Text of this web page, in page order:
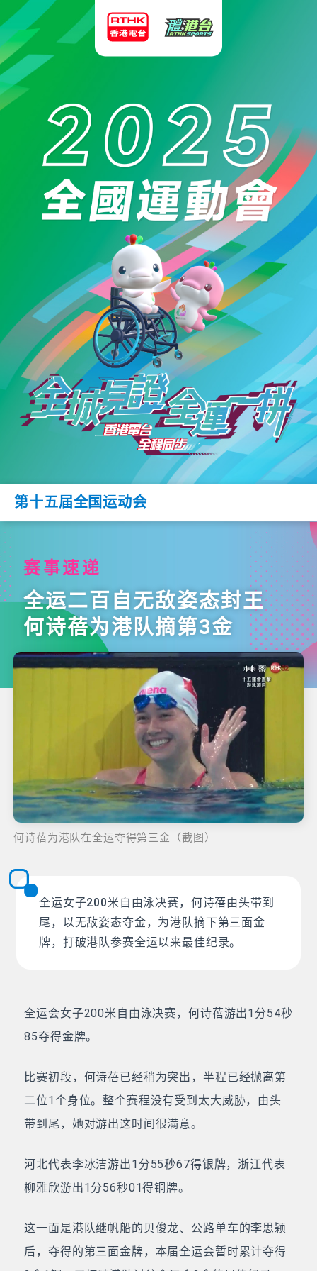
第十五届全国运动会
赛事速递
全运二百自无敌姿态封王
何诗蓓为港队摘第3金
何诗蓓为港队在全运夺得第三金（截图）
全运女子200米自由泳决赛，何诗蓓由头带到
尾，以无敌姿态夺金，为港队摘下第三面金
牌，打破港队参赛全运以来最佳纪录。
全运会女子200米自由泳决赛，何诗蓓游出1分54秒
85夺得金牌。
比赛初段，何诗蓓已经稍为突出，半程已经抛离第
二位1个身位。整个赛程没有受到太大威胁，由头
带到尾，她对游出这时间很满意。
河北代表李冰洁游出1分55秒67得银牌，浙江代表
柳雅欣游出1分56秒01得铜牌。
这一面是港队继帆船的贝俊龙、公路单车的李思颖
后，夺得的第三面金牌，本届全运会暂时累计夺得